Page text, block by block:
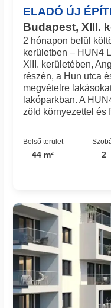
ELADÓ ÚJ
Budapest, XIII.
2 hónapon belül
kerületben – HUN4
XIII. kerületében,
részén, a Hun utca
megvételre
lakóparkban. A
zöld környezettel és
Belső terület
44 m² 2